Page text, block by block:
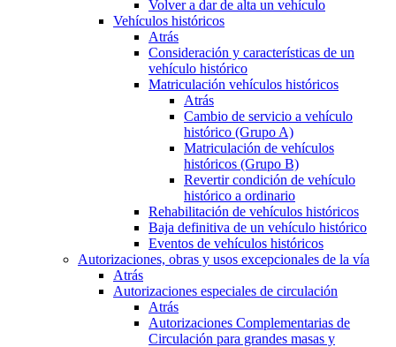
Volver a dar de alta un vehículo
Vehículos históricos
Atrás
Consideración y características de un
vehículo histórico
Matriculación vehículos históricos
Atrás
Cambio de servicio a vehículo
histórico (Grupo A)
Matriculación de vehículos
históricos (Grupo B)
Revertir condición de vehículo
histórico a ordinario
Rehabilitación de vehículos históricos
Baja definitiva de un vehículo histórico
Eventos de vehículos históricos
Autorizaciones, obras y usos excepcionales de la vía
Atrás
Autorizaciones especiales de circulación
Atrás
Autorizaciones Complementarias de
Circulación para grandes masas y